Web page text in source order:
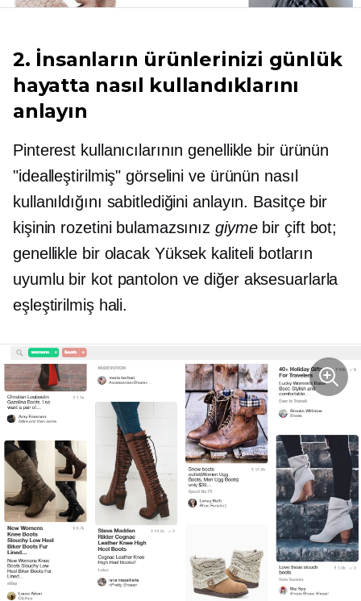
2. İnsanların ürünlerinizi günlük
hayatta nasıl kullandıklarını
anlayın
Pinterest kullanıcılarının genellikle bir ürünün
"idealleştirilmiş" görselini ve ürünün nasıl
kullanıldığını sabitlediğini anlayın. Basitçe bir
kişinin rozetini bulamazsınız giyme bir çift bot;
genellikle bir olacak Yüksek kaliteli botların
uyumlu bir kot pantolon ve diğer aksesuarlarla
eşleştirilmiş hali.